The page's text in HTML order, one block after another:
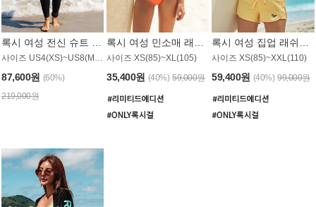
87,600원 (60%)
219,000원
사이즈 XS(85)~XL(105)
35,400원 (40%) 59,000원
사이즈 XS(85)~XXL(110)
59,400원 (40%) 99,000원